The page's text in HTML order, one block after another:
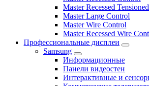
Master Recessed
Master Large Control
Master Wire Control
Master Recessed Wire
Профессиональные дисплеи
Samsung
Информационные
Панели видеостен
Интерактивные и